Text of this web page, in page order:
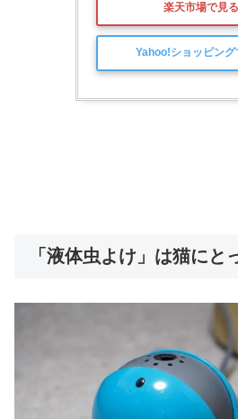
楽天市場で見る
Yahoo!ショッピング
「液体虫よけ」は猫にと